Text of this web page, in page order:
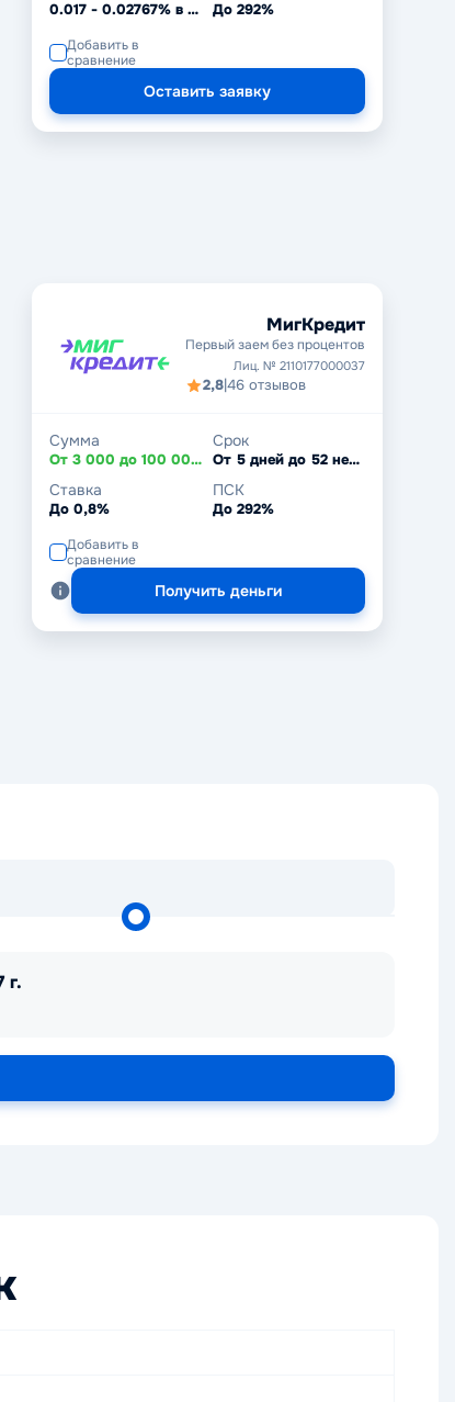
0.017 - 0.02767% в день До 292%
Добавить в
сравнение
Оставить заявку
МигКредит
Первый заем без процентов
Лиц. № 2110177000037
2,8|46 отзывов
Сумма
От 3 000 до 100 000 ₽
Срок
От 5 дней до 52 недель
Ставка
До 0,8%
ПСК
До 292%
Добавить в
сравнение
Получить деньги
г.